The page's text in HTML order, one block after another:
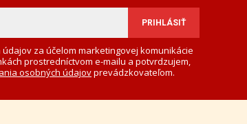
za účelom marketingovej komunikácie
prostredníctvom e-mailu a potvrdzujem,
osobných údajovprevádzkovateľom.